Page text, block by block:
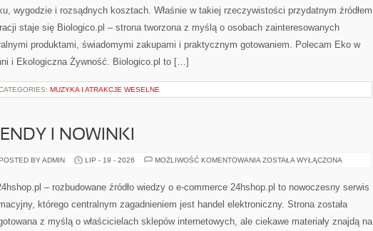
wygodzie i rozsądnych kosztach. Właśnie w takiej rzeczywistości przydatnym źródłem
staje się Biologico.pl – strona tworzona z myślą o osobach zainteresowanych
produktami, świadomymi zakupami i praktycznym gotowaniem. Polecam Eko w
i Ekologiczna Żywność. Biologico.pl to […]
MUZYKA I ATRAKCJE WESELNE
I NOWINKI
BY ADMIN LIP - 19 - 2026 MOŻLIWOŚĆ KOMENTOWANIA TRENDY
ZOSTAŁA WYŁĄCZONA
– rozbudowane źródło wiedzy o e-commerce 24hshop.pl to nowoczesny serwis
którego centralnym zagadnieniem jest handel elektroniczny. Strona została
z myślą o właścicielach sklepów internetowych, ale ciekawe materiały znajdą na